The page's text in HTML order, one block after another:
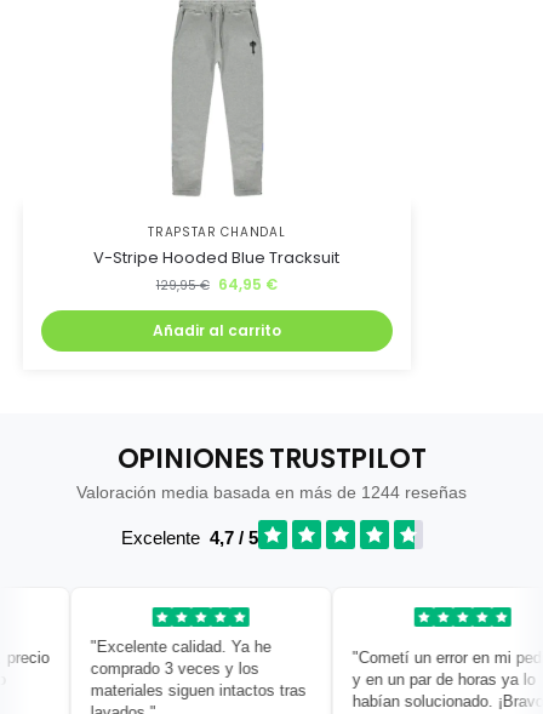
TRAPSTAR CHANDAL
V-Stripe Hooded Blue Tracksuit
129,95€ 64,95 €
Añadir al carrito
OPINIONES TRUSTPILOT
Valoración media basada en más de 1244 reseñas
Excelente 4,7 / 5
"Excelente calidad. Ya he
comprado 3 veces y los
materiales siguen intactos tras
"Cometí un error en mi pedido
y en un par de horas ya lo
habían solucionado. ¡Bravo!"